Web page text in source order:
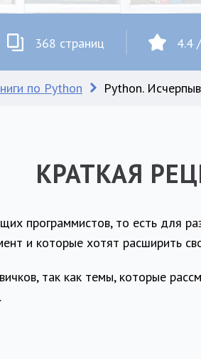
368 страниц 4.4
по Python Python.
КРАТКАЯ
программистов, то есть для
и которые хотят расширить
так как темы, которые